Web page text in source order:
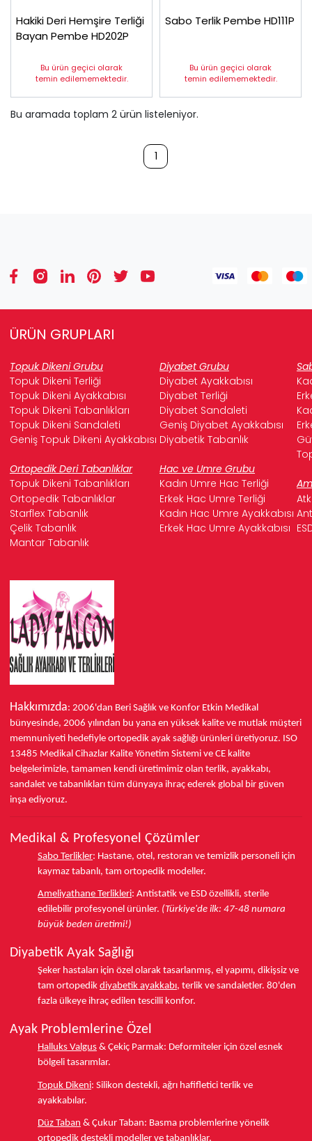
Hakiki Deri Hemşire Terliği
Bayan Pembe HD202P
Bu ürün geçici olarak
temin edilememektedir.
Sabo Terlik Pembe HD111P
Bu ürün geçici olarak
temin edilememektedir.
Bu aramada toplam 2 ürün listeleniyor.
1
ÜRÜN GRUPLARI
Topuk Dikeni Grubu Diyabet Grubu
Topuk Dikeni Terliği
Diyabet Ayakkabısı
Topuk Dikeni Ayakkabısı
Diyabet Terliği
Topuk Dikeni Tabanlıkları
Diyabet Sandaleti
Topuk Dikeni Sandaleti
Geniş Diyabet Ayakkabısı
Geniş Topuk Dikeni Ayakkabısı Diyabetik Tabanlık
Ortopedik Deri Tabanlıklar
Hac ve Umre Grubu
Topuk Dikeni Tabanlıkları
Kadın Umre Hac Terliği
Ortopedik Tabanlıklar
Erkek Hac Umre Terliği
Starflex Tabanlık
Kadın Hac Umre Ayakkabısı
Çelik Tabanlık
Erkek Hac Umre Ayakkabısı
Mantar Tabanlık
Hakkımızda: 2006'dan Beri Sağlık ve Konfor Etkin Medikal
bünyesinde, 2006 yılından bu yana en yüksek kalite ve mutlak müşteri
memnuniyeti hedefiyle ortopedik ayak sağlığı ürünleri üretiyoruz. ISO
13485 Medikal Cihazlar Kalite Yönetim Sistemi ve CE kalite
belgelerimizle, tamamen kendi üretimimiz olan terlik, ayakkabı,
sandalet ve tabanlıkları tüm dünyaya ihraç ederek global bir güven
inşa ediyoruz.
Medikal & Profesyonel Çözümler
Sabo Terlikler: Hastane, otel, restoran ve temizlik personeli için
kaymaz tabanlı, tam ortopedik modeller.
Ameliyathane Terlikleri: Antistatik ve ESD özellikli, sterile
edilebilir profesyonel ürünler. (Türkiye'de ilk: 47-48 numara
büyük beden üretimi!)
Diyabetik Ayak Sağlığı
Şeker hastaları için özel olarak tasarlanmış, el yapımı, dikişsiz ve
tam ortopedik diyabetik ayakkabı, terlik ve sandaletler. 80'den
fazla ülkeye ihraç edilen tescilli konfor.
Ayak Problemlerine Özel
Halluks Valgus & Çekiç Parmak: Deformiteler için özel esnek
bölgeli tasarımlar.
Topuk Dikeni: Silikon destekli, ağrı hafifletici terlik ve
ayakkabılar.
Düz Taban & Çukur Taban: Basma problemlerine yönelik
ortopedik destekli modeller ve tabanlıklar.